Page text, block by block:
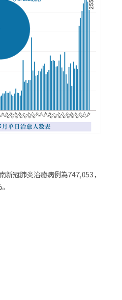
新冠肺炎治癒病例為747,053，